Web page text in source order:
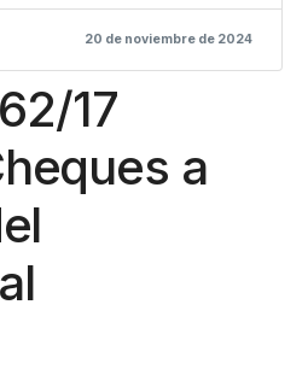
20 de noviembre de 2024
17
a